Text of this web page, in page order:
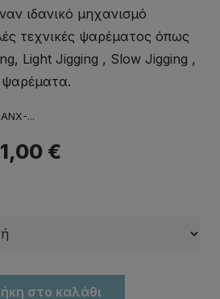
ιδανικό μηχανισμό
τεχνικές ψαρέματος όπως
Light Jigging , Slow Jigging ,
ψαρέματα.
...
€
στο καλάθι